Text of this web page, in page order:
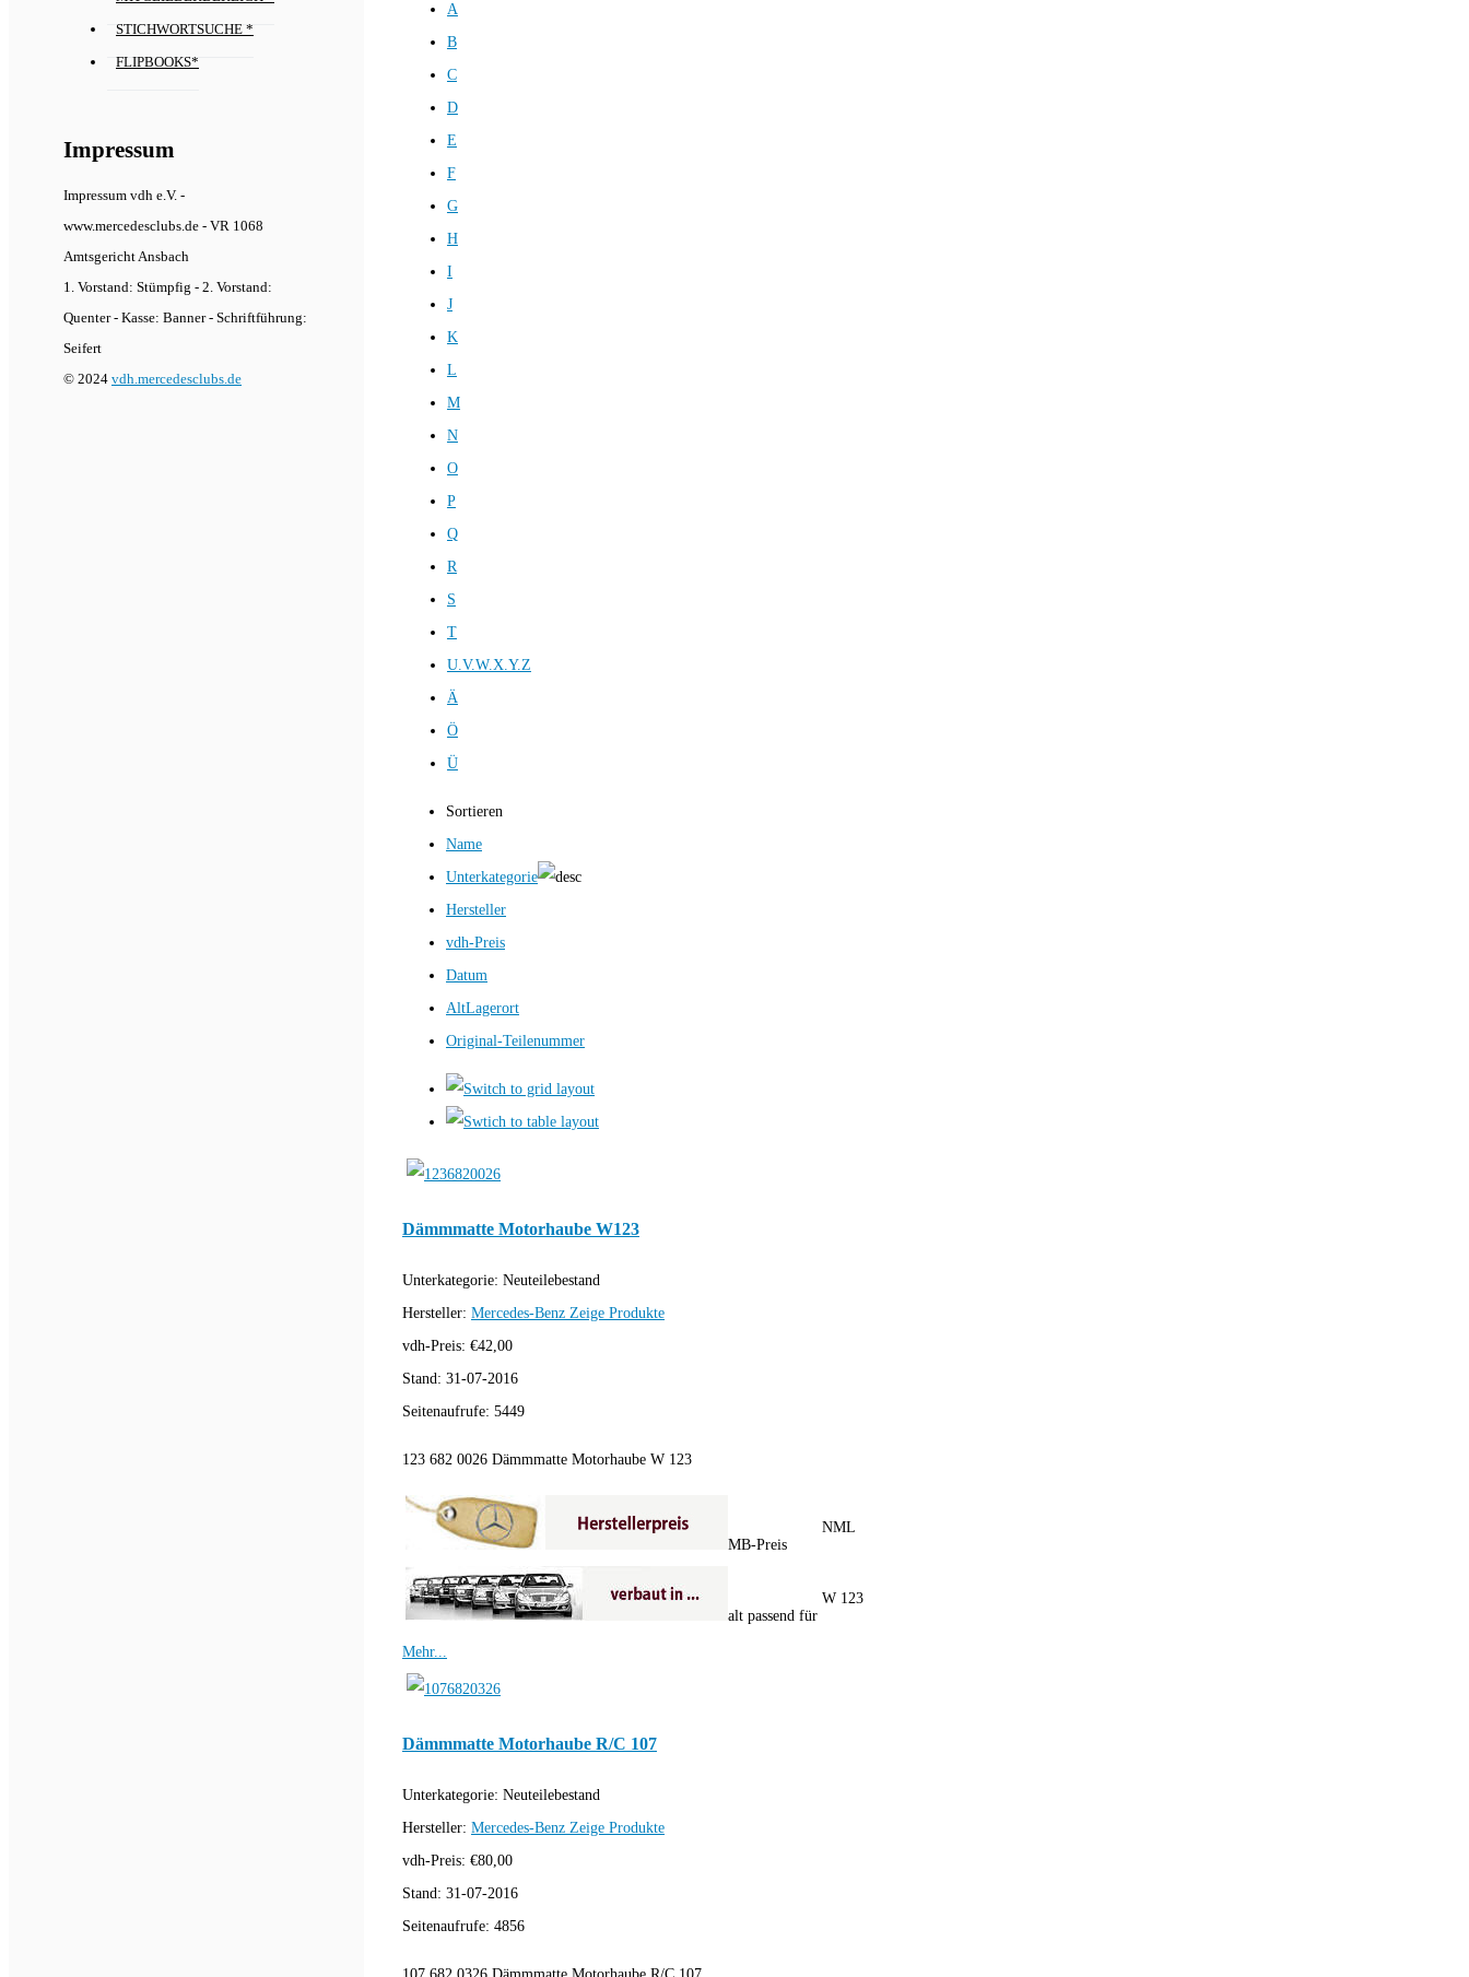
STICHWORTSUCHE *
FLIPBOOKS*
Impressum
Impressum vdh e.V. -
www.mercedesclubs.de - VR 1068
Amtsgericht Ansbach
1. Vorstand: Stümpfig - 2. Vorstand:
Quenter - Kasse: Banner - Schriftführung:
Seifert
© 2024 vdh.mercedesclubs.de
A
B
C
D
E
F
G
H
I
J
K
L
M
N
O
P
Q
R
S
T
U.V.W.X.Y.Z
Ä
Ö
Ü
Sortieren
Name
Unterkategorie
Hersteller
vdh-Preis
Datum
AltLagerort
Original-Teilenummer
Dämmmatte Motorhaube W123
Unterkategorie: Neuteilebestand
Hersteller: Mercedes-Benz Zeige Produkte
vdh-Preis: €42,00
Stand: 31-07-2016
Seitenaufrufe: 5449
123 682 0026 Dämmmatte Motorhaube W 123
MB-Preis
NML
alt passend für
W 123
Mehr...
Dämmmatte Motorhaube R/C 107
Unterkategorie: Neuteilebestand
Hersteller: Mercedes-Benz Zeige Produkte
vdh-Preis: €80,00
Stand: 31-07-2016
Seitenaufrufe: 4856
107 682 0326 Dämmmatte Motorhaube R/C 107